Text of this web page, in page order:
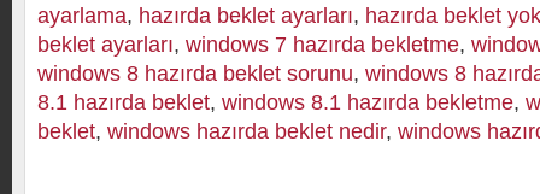
ayarlama, hazırda beklet ayarları, hazırda beklet yok
beklet ayarları, windows 7 hazırda bekletme,
windows 8 hazırda beklet sorunu, windows 8
8.1 hazırda beklet, windows 8.1 hazırda bekletme,
beklet, windows hazırda beklet nedir, windows